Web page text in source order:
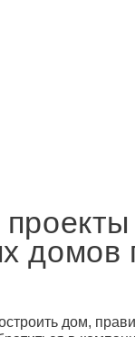
домов
дом,